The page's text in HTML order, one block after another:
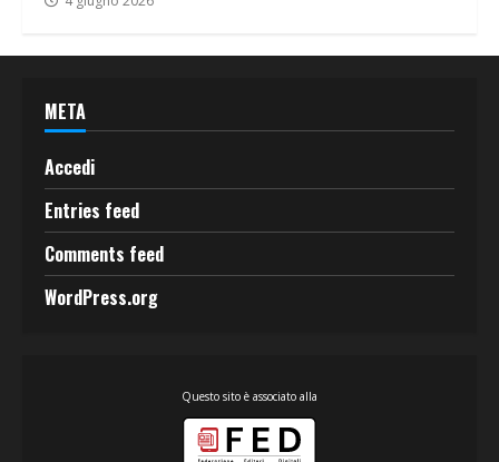
META
Accedi
Entries feed
Comments feed
WordPress.org
Questo sito è associato alla